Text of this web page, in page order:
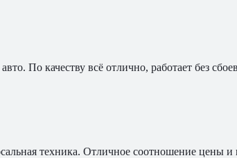
По качеству всё отлично, работает без
техника. Отличное соотношение цены